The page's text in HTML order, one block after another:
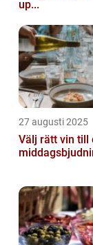
up...
27 augusti 2025
Välj rätt vin till